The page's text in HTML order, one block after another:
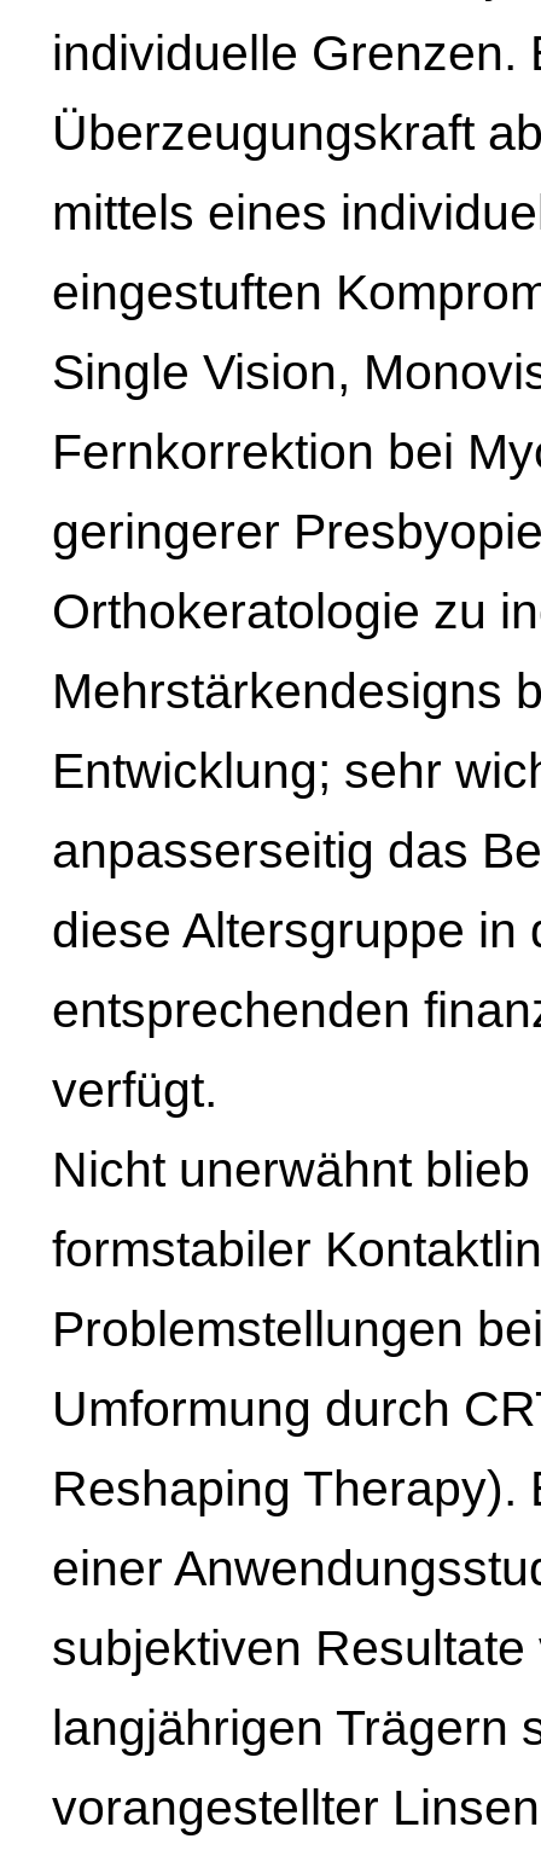
individuelle Grenzen.
Überzeugungskraft
mittels eines
eingestuften
Single Vision,
Fernkorrektion bei
geringerer
Orthokeratologie zu
Mehrstärkendesigns
Entwicklung; sehr
anpasserseitig das
diese Altersgruppe in
entsprechenden
verfügt.
Nicht unerwähnt
formstabiler
Problemstellungen
Umformung durch
Reshaping Therapy).
einer
subjektiven
langjährigen Trägern
vorangestellter